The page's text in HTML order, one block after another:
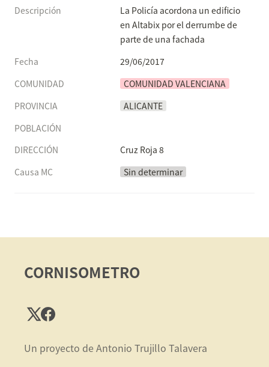
Descripción
La Policía acordona un edificio
en Altabix por el derrumbe de
parte de una fachada
Fecha
29/06/2017
COMUNIDAD
COMUNIDAD VALENCIANA
PROVINCIA
ALICANTE
POBLACIÓN
DIRECCIÓN
Cruz Roja 8
Causa MC
Sin determinar
CORNISOMETRO
Un proyecto de Antonio Trujillo Talavera